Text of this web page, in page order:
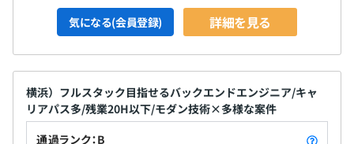
気になる(会員登録) 詳細を見る
横浜）フルスタック目指せるバックエンドエンジニア/キャ
リアパス多/残業20H以下/モダン技術×多様な案件
通過ランク：B